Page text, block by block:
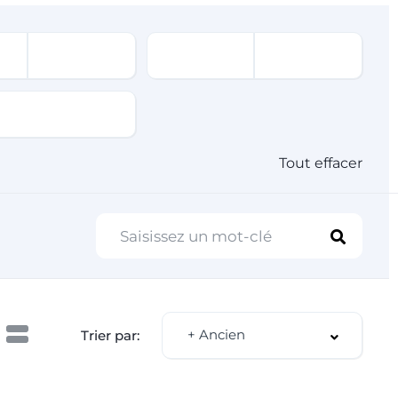
Tout effacer
Trier par: + Ancien